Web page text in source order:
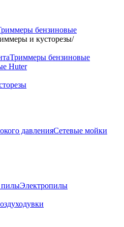
бензиновые
и кусторезы/
Триммеры бензиновые
Huter
давленияСетевые мойки
пилыЭлектропилы